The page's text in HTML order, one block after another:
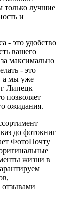
только лучшие
и
- это удобство
вашего
максимально
- это
а мы уже
г Липецк
позволяет
ожидания.
до фотокниг
ФотоПочту
жизни в